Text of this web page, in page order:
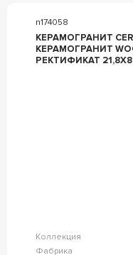
n174058
КЕРАМОГРАНИТ
КЕРАМОГРАНИТ WOOD
РЕКТИФИКАТ
Коллекция
Фабрика